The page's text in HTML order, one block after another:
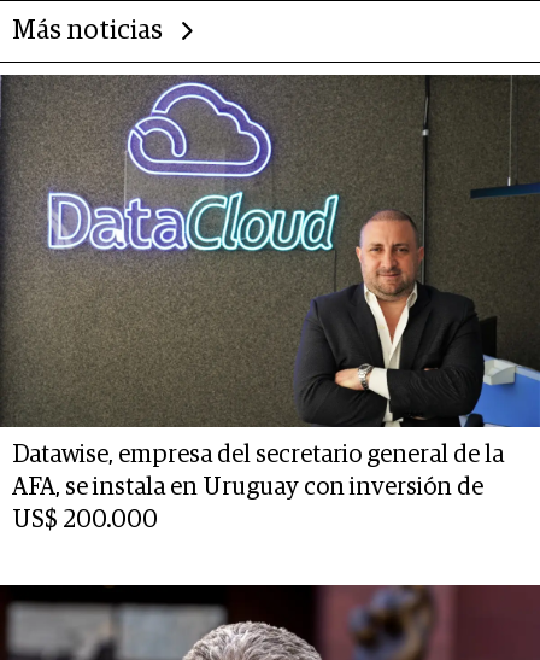
Más noticias
Datawise, empresa del secretario general de la
AFA, se instala en Uruguay con inversión de
US$ 200.000